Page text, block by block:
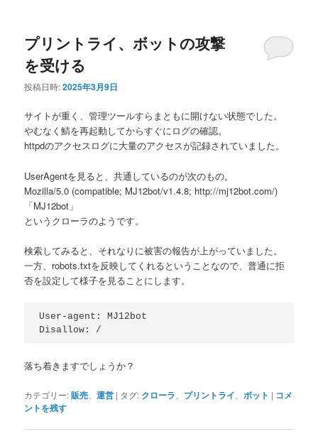
プリントライ、ボットの攻撃
を受ける
投稿日時:2025年3月9日
サイトが重く、管理ツールすらまともに開けない状態でした。
やむなく鯖を再起動してからすぐにログの確認。
httpdのアクセスログに大量のアクセスが記録されていました。
UserAgentを見ると、共通しているのが次のもの。
Mozilla/5.0 (compatible; MJ12bot/v1.4.8; http://mj12bot.com/)
「MJ12bot」
というクローラのようです。
検索してみると、それなりに被害の報告が上がっていました。
一方、robots.txtを反映してくれるということなので、普通に拒
否を設定して様子を見ることにします。
User-agent: MJ12bot
落ち着きますでしょうか？
カテゴリー:販売 、運営 | タグ: クローラ プリントライ ボット | コメ
ントを残す